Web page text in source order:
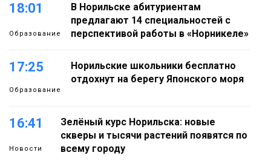
18:01
Образование
В Норильске абитуриентам
предлагают 14 специальностей с
перспективой работы в «Норникеле»
17:25
Образование
Норильские школьники бесплатно
отдохнут на берегу Японского моря
16:41
Новости
Зелёный курс Норильска: новые
скверы и тысячи растений появятся по
всему городу